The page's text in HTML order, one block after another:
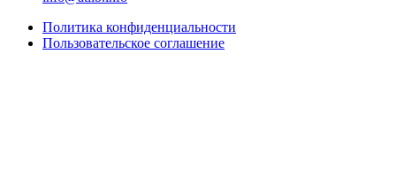
Политика конфиденциальности
Пользовательское соглашение